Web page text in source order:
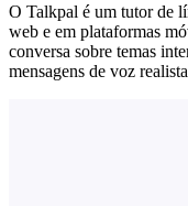
O Talkpal é um tutor de
web e em plataformas
conversa sobre temas
mensagens de voz